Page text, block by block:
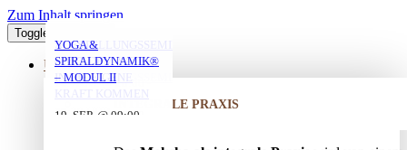
Zum Inhalt springen
Toggle Navigation
ÜBER UNS
INTEGRALE PRAXIS
YOGA MIT DANIEL
10. AUG. @ 18:00
19:30
YOGA MIT DANIEL
10. AUG. @ 20:00
21:30
YOGA MIT DANIEL
11. AUG. @ 18:00
19:30
VERSTRICKUNGEN
LÖSEN – OFFENES
AUFSTELLUNGSSEMINAR
25. AUG. @ 17:00
AUFSTELLUNGSSEMINAR
– MIT DEM VATER
IN DIE EIGENE
KRAFT KOMMEN
YOGA &
SPIRALDYNAMIK®
– MODUL II
19. SEP. @ 09:00
20. SEP. @ 16:00